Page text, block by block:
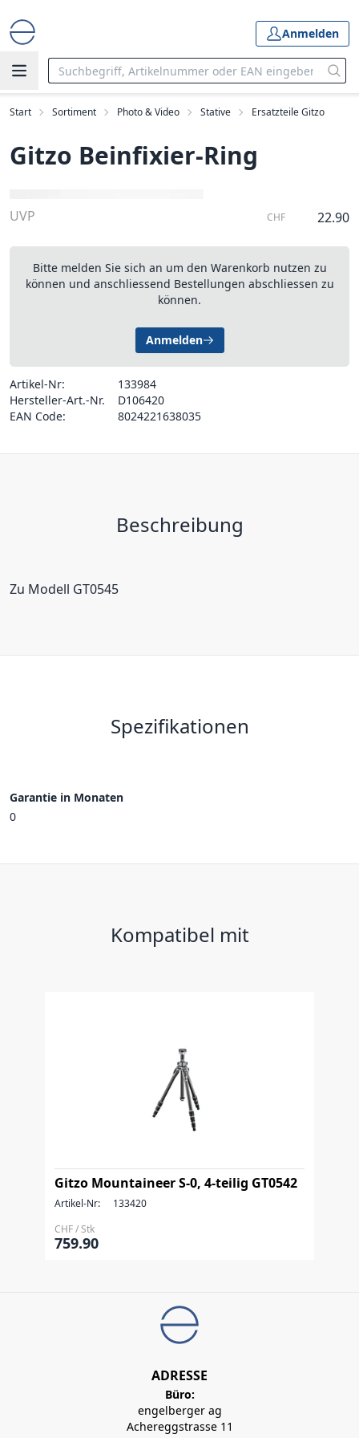
Anmelden
Start Sortiment Photo & Video Stative Ersatzteile Gitzo
Gitzo Beinfixier-Ring
UVP CHF 22.90
Bitte melden Sie sich an um den Warenkorb nutzen zu
können und anschliessend Bestellungen abschliessen zu
können.
Anmelden
Artikel-Nr:
133984
Hersteller-Art.-Nr.
D106420
EAN Code:
8024221638035
Beschreibung
Zu Modell GT0545
Spezifikationen
Garantie in Monaten
0
Kompatibel mit
Gitzo Mountaineer S-0, 4-teilig GT0542
Artikel-Nr:
133420
CHF / Stk
759.90
ADRESSE
Büro:
engelberger ag
Achereggstrasse 11